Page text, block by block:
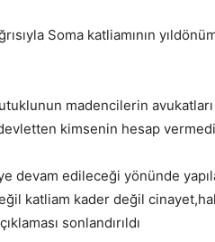
Soma katliamının
madencilerin
kimsenin hesap
devam edileceği yönünde
katliam kader değil
sonlandırıldı